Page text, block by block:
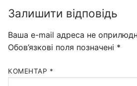
Залишити відповідь
Ваша e-mail адреса не
Обов’язкові поля позначені *
КОМЕНТАР *